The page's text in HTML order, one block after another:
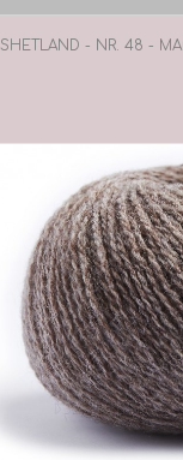
SHETLAND - NR. 48 -